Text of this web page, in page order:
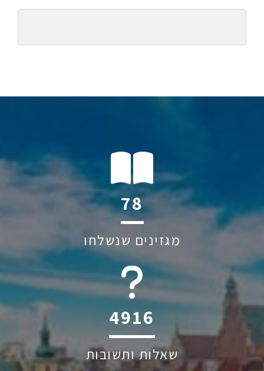
113
מגזינים שנשלחו
6045
שאלות ותשובות